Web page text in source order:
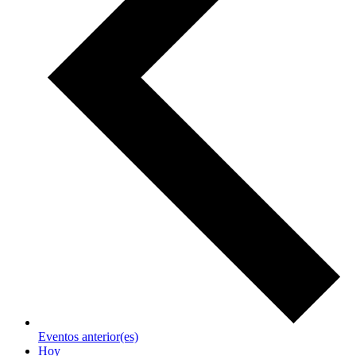
Eventos anterior(es)
Hoy